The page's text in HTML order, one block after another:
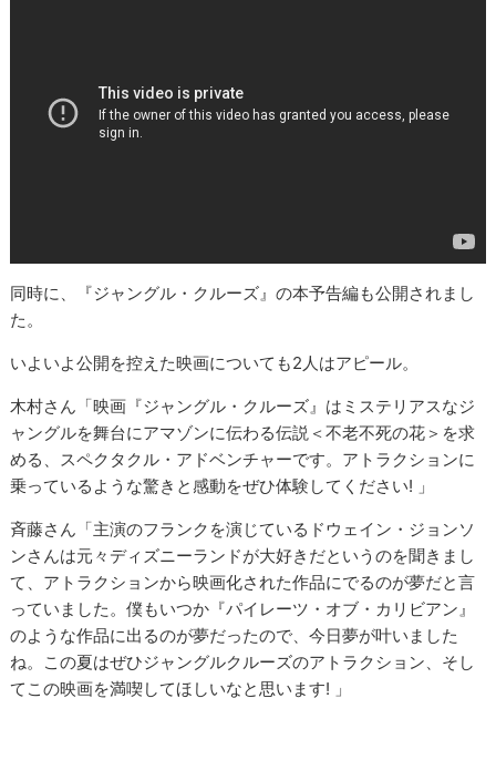
同時に、『ジャングル・クルーズ』の本予告編も公開されまし
た。
いよいよ公開を控えた映画についても2人はアピール。
木村さん「映画『ジャングル・クルーズ』はミステリアスなジ
ャングルを舞台にアマゾンに伝わる伝説＜不老不死の花＞を求
める、スペクタクル・アドベンチャーです。アトラクションに
乗っているような驚きと感動をぜひ体験してください! 」
斉藤さん「主演のフランクを演じているドウェイン・ジョンソ
ンさんは元々ディズニーランドが大好きだというのを聞きまし
て、アトラクションから映画化された作品にでるのが夢だと言
っていました。僕もいつか『パイレーツ・オブ・カリビアン』
のような作品に出るのが夢だったので、今日夢が叶いました
ね。この夏はぜひジャングルクルーズのアトラクション、そし
てこの映画を満喫してほしいなと思います! 」